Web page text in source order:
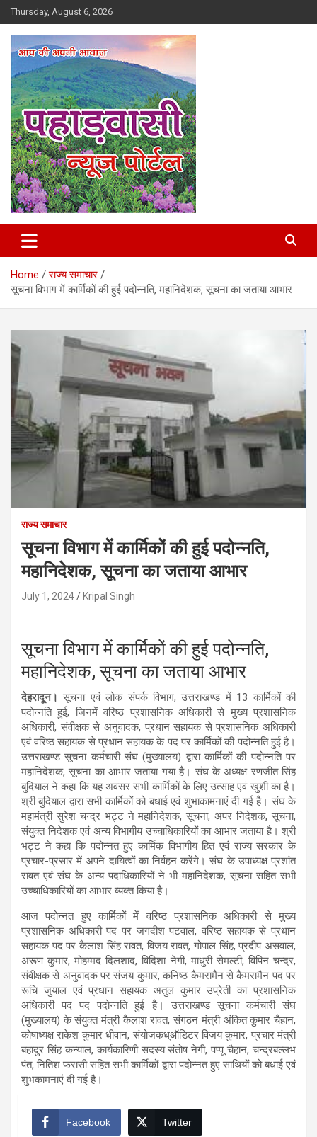
Skip
to
content
Thursday, August 6, 2026
Pahadvasi
Home
राज्य समाचार
सूचना विभाग में कार्मिकों की हुई पदोन्नति, महानिदेशक, सूचना का जताया आभार
राज्य समाचार
सूचना विभाग में कार्मिकों की हुई पदोन्नति,
महानिदेशक, सूचना का जताया आभार
July 1, 2024 Kripal Singh
सूचना विभाग में कार्मिकों की हुई पदोन्नति,
महानिदेशक, सूचना का जताया आभार
देहरादून। सूचना एवं लोक संपर्क विभाग, उत्तराखण्ड में 13 कार्मिकों की
पदोन्नति हुई, जिनमें वरिष्ठ प्रशासनिक अधिकारी से मुख्य प्रशासनिक
अधिकारी, संवीक्षक से अनुवादक, प्रधान सहायक से प्रशासनिक अधिकारी
एवं वरिष्ठ सहायक से प्रधान सहायक के पद पर कार्मिकों की पदोन्नति हुई है।
उत्तराखण्ड सूचना कर्मचारी संघ (मुख्यालय) द्वारा कार्मिकों की पदोन्नति पर
महानिदेशक, सूचना का आभार जताया गया है। संघ के अध्यक्ष रणजीत सिंह
बुदियाल ने कहा कि यह अवसर सभी कार्मिकों के लिए उत्साह एवं खुशी का है।
श्री बुदियाल द्वारा सभी कार्मिकों को बधाई एवं शुभाकामनाएं दी गई है। संघ के
महामंत्री सुरेश चन्द्र भट्ट ने महानिदेशक, सूचना, अपर निदेशक, सूचना,
संयुक्त निदेशक एवं अन्य विभागीय उच्चाधिकारियों का आभार जताया है। श्री
भट्ट ने कहा कि पदोन्नत हुए कार्मिक विभागीय हित एवं राज्य सरकार के
प्रचार-प्रसार में अपने दायित्वों का निर्वहन करेंगे। संघ के उपाध्यक्ष प्रशांत
रावत एवं संघ के अन्य पदाधिकारियों ने भी महानिदेशक, सूचना सहित सभी
उच्चाधिकारियों का आभार व्यक्त किया है।
आज पदोन्नत हुए कार्मिकों में वरिष्ठ प्रशासनिक अधिकारी से मुख्य
प्रशासनिक अधिकारी पद पर जगदीश पटवाल, वरिष्ठ सहायक से प्रधान
सहायक पद पर कैलाश सिंह रावत, विजय रावत, गोपाल सिंह, प्रदीप असवाल,
अरूण कुमार, मोहम्मद दिलशाद, विदिशा नेगी, माधुरी सेमल्टी, विपिन चन्द्र,
संवीक्षक से अनुवादक पर संजय कुमार, कनिष्ठ कैमरामैन से कैमरामैन पद पर
रूचि जुयाल एवं प्रधान सहायक अतुल कुमार उप्रेती का प्रशासनिक
अधिकारी पद पद पदोन्नति हुई है। उत्तराखण्ड सूचना कर्मचारी संघ
(मुख्यालय) के संयुक्त मंत्री कैलाश रावत, संगठन मंत्री अंकित कुमार चैहान,
कोषाध्यक्ष राकेश कुमार धीवान, संयोजकध्ऑडिटर विजय कुमार, प्रचार मंत्री
बहादुर सिंह कन्याल, कार्यकारिणी सदस्य संतोष नेगी, पप्पू चैहान, चन्द्रबल्लभ
पंत, नितिश फरासी सहित सभी कार्मिकों द्वारा पदोन्नत हुए साथियों को बधाई एवं
शुभकामनाएं दी गई है।
Facebook Twitter